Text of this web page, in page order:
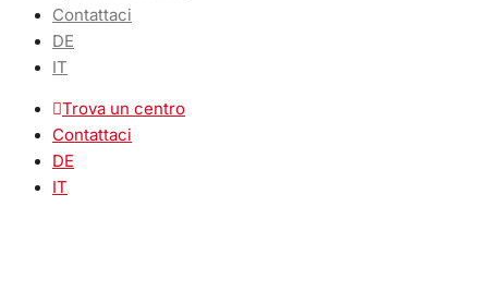
Contattaci
DE
IT
Trova un centro
Contattaci
DE
IT